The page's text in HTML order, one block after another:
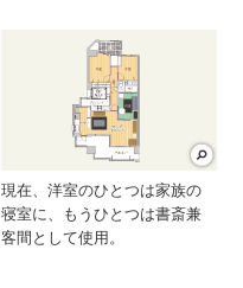
現在、洋室のひとつは家族の
寝室に、もうひとつは書斎兼
客間として使用。